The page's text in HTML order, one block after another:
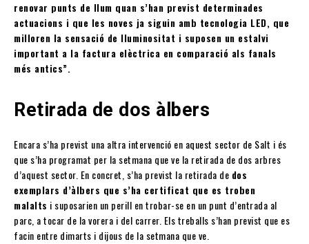
renovar punts de llum quan s’han previst determinades
actuacions i que les noves ja siguin amb tecnologia LED, que
milloren la sensació de lluminositat i suposen un estalvi
important a la factura elèctrica en comparació als fanals
més antics”.
Retirada de dos àlbers
Encara s’ha previst una altra intervenció en aquest sector de Salt i és
que s’ha programat per la setmana que ve la retirada de dos arbres
d’aquest sector. En concret, s’ha previst la retirada de dos
exemplars d’àlbers que s’ha certificat que es troben
malalts i suposarien un perill en trobar-se en un punt d’entrada al
parc, a tocar de la vorera i del carrer. Els treballs s’han previst que es
facin entre dimarts i dijous de la setmana que ve.